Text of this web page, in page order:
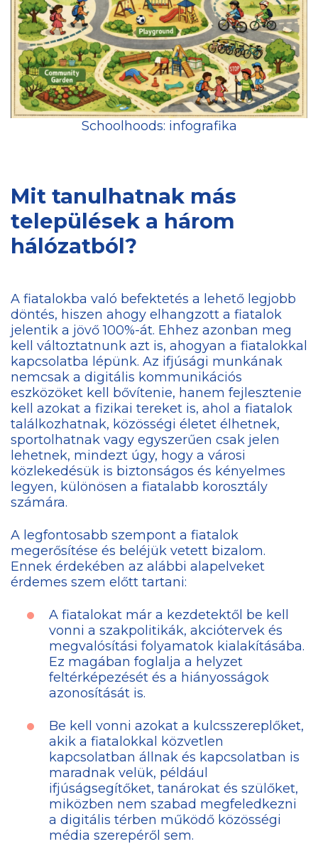
Schoolhoods: infografika
Mit tanulhatnak más
települések a három
hálózatból?
A fiatalokba való befektetés a lehető legjobb
döntés, hiszen ahogy elhangzott a fiatalok
jelentik a jövő 100%-át. Ehhez azonban meg
kell változtatnunk azt is, ahogyan a fiatalokkal
kapcsolatba lépünk. Az ifjúsági munkának
nemcsak a digitális kommunikációs
eszközöket kell bővítenie, hanem fejlesztenie
kell azokat a fizikai tereket is, ahol a fiatalok
találkozhatnak, közösségi életet élhetnek,
sportolhatnak vagy egyszerűen csak jelen
lehetnek, mindezt úgy, hogy a városi
közlekedésük is biztonságos és kényelmes
legyen, különösen a fiatalabb korosztály
számára.
A legfontosabb szempont a fiatalok
megerősítése és beléjük vetett bizalom.
Ennek érdekében az alábbi alapelveket
érdemes szem előtt tartani:
A fiatalokat már a kezdetektől be kell
vonni a szakpolitikák, akciótervek és
megvalósítási folyamatok kialakításába.
Ez magában foglalja a helyzet
feltérképezését és a hiányosságok
azonosítását is.
Be kell vonni azokat a kulcsszereplőket,
akik a fiatalokkal közvetlen
kapcsolatban állnak és kapcsolatban is
maradnak velük, például
ifjúságsegítőket, tanárokat és szülőket,
miközben nem szabad megfeledkezni
a digitális térben működő közösségi
média szerepéről sem.